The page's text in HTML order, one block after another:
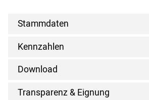
Stammdaten
Kennzahlen
Download
Transparenz & Eignung